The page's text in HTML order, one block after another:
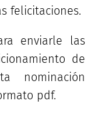
felicitaciones.
enviarle las
de
nominación
pdf.